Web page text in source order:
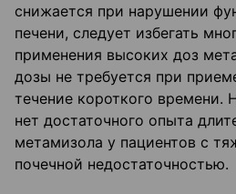
снижается при нарушении
печени, следует избегать
применения высоких доз
дозы не требуется при
течение короткого времени.
нет достаточного опыта
метамизола у пациентов с
почечной недостаточностью.